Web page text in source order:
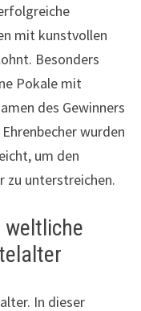
mit kunstvollen
Besonders
Pokale mit
des Gewinners
wurden
um den
zu unterstreichen.
weltliche
In dieser